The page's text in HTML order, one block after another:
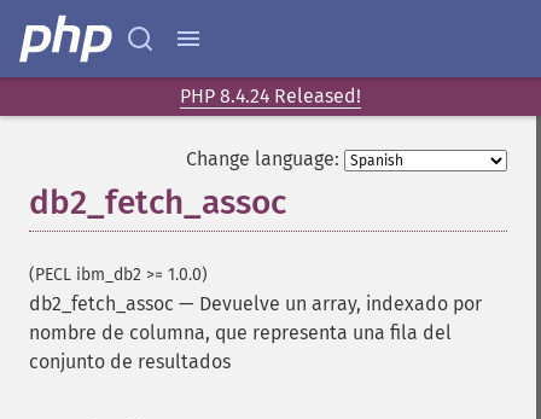
PHP 8.4.24 Released!
Change language:
db2_fetch_assoc
(PECL ibm_db2 >= 1.0.0)
db2_fetch_assoc — Devuelve un array, indexado por
nombre de columna, que representa una fila del
conjunto de resultados